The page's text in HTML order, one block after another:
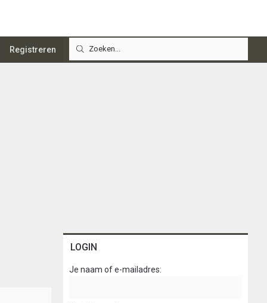
Registreren
LOGIN
Je naam of e-mailadres